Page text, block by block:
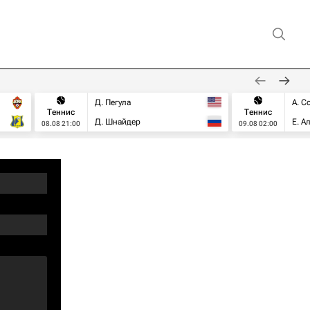
Теннис
08.08 21:00
Д. Пегула
Д. Шнайдер
Теннис
09.08 02:00
А.
Е.